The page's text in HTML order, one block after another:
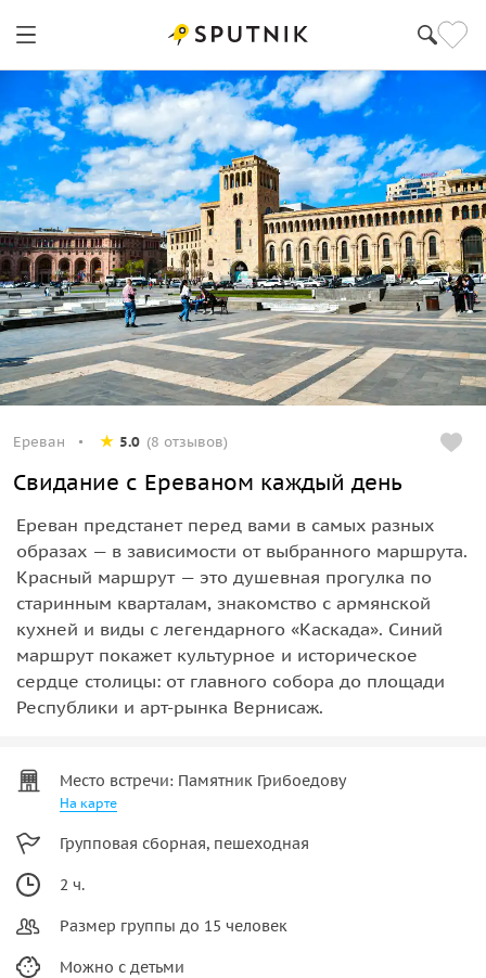
Ереван 5.0 (8 отзывов)
Свидание с Ереваном каждый день
Ереван предстанет перед вами в самых разных
образах — в зависимости от выбранного маршрута.
Красный маршрут — это душевная прогулка по
старинным кварталам, знакомство с армянской
кухней и виды с легендарного «Каскада». Синий
маршрут покажет культурное и историческое
сердце столицы: от главного собора до площади
Республики и арт-рынка Вернисаж.
Место встречи: Памятник Грибоедову
На карте
Групповая сборная, пешеходная
2 ч.
Размер группы до 15 человек
Можно с детьми